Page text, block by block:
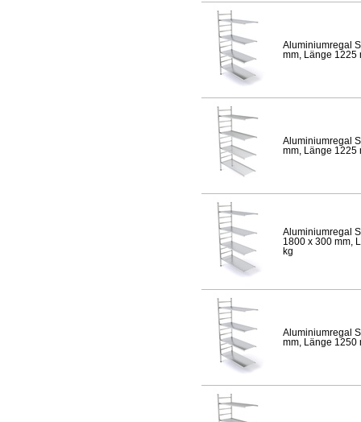
Aluminiumregal
mm, Länge 1225
Aluminiumregal
mm, Länge 1225
Aluminiumregal
1800 x 300 mm,
kg
Aluminiumregal
mm, Länge 1250